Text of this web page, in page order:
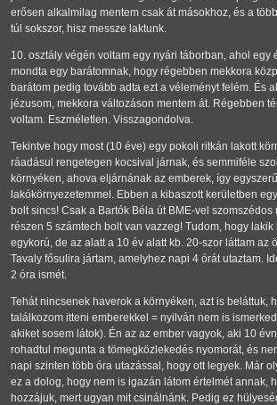
erősen alkalmilag mentem csak át másokhoz, és a
túl sokszor, hisz messze laktunk.
10. osztály végén voltam egy nyári táborban, ahol egy
mondta egy barátomnak, hogy régebben mekkora
barátom pedig tovább adta ezt a véleményt felém. És
jézusom, mekkora változáson mentem át. Régebben
voltam. Eszméletlen. Visszagondolva.
Tekintve hogy most (10 éve) egy pokoli ritkán lakott
ráadásul rengetegen kocsival járnak, és semmiféle
környéken, ahova eljárnának az emberek, így
lakókörnyezetemmel. Ebben a kibaszott kerületben
bolt sincs! Csak a Bartók Béla út BME-vel szomszédos
részen 5 számtech bolt van vazzeg! Tudom, hogy
egykorú, de az alatt a 10 év alatt kb. 20-szor láttam az
Tavaly fősulira jártam, amelyhez napi 4 órát utaztam.
2 óra ismét.
Tehát nincsenek haverok a környéken, azt is beláttuk,
találkozom itteni emberekkel = nyilván nem is
akiket sosem látok). Én az az ember vagyok, aki 10
rohadtul megunta a tömegközlekedés nyomorát, és
napi szinten több óra utazással, hogy ott legyek. Már
ez a dolog, hogy nem is igazán látom értelmét annak,
hozzájuk, mert ugyan mit csinálnánk. Pedig ez